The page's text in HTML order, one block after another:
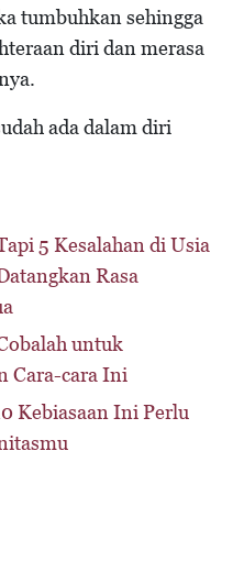
tumbuhkan sehingga
diri dan merasa
ada dalam diri
5 Kesalahan di Usia
Rasa
untuk
Cara-cara Ini
Kebiasaan Ini Perlu